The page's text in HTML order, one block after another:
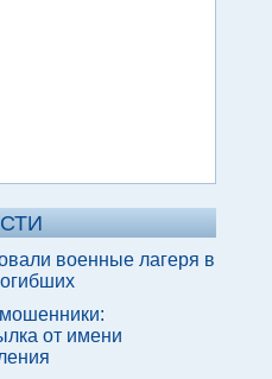
военные лагеря в
от имени